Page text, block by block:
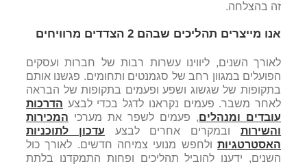
זה בהצלחה.
אנו מייצרים תהליכים שבהם 2 הצדדים מרוויחים
לאורך השנים, ליווינו עשרות רבות של חברות ועסקים
הפועלים במגוון רחב של סגמנטים ותחומים. פגשנו אותם
בתקופות של שגשוג ושפע ופעמים בתקופות של הבראה
לאחר משבר. פעמים נקראנו לדגל בכדי לבצע הדרכות
עובדים ומנהלים, פעמים לשפר את מערכי המכירות
והשירותובמקרים אחרים לבצע עדכון לתוכניות
האסטרטגיות ולחפש מנועי צמיחה חדשים. לאורך כול
השנים, ידענו להוביל תהליכים ופחות התמקדנו בלתת